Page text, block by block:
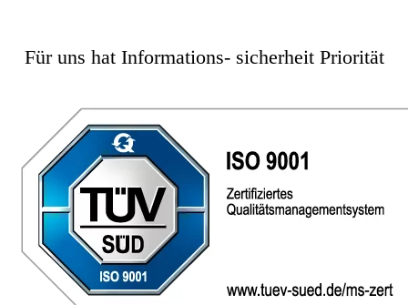
Für uns hat Informations- sicherheit Priorität